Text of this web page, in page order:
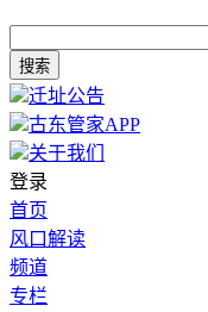
搜索
迁址公告
古东管家APP
关于我们
登录
首页
风口解读
频道
专栏